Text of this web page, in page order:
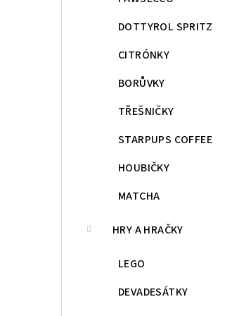
DOTTYROL SPRITZ
CITRÓNKY
BORŮVKY
TŘEŠNIČKY
STARPUPS COFFEE
HOUBIČKY
MATCHA
HRY A HRAČKY
LEGO
DEVADESÁTKY